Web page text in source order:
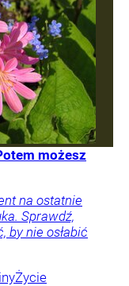
możesz
na ostatnie
Sprawdź,
by nie osłabić
Życie